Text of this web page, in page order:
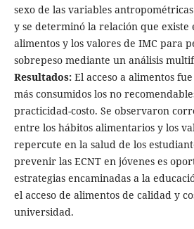
sexo de las variables
y se determinó la relación que existe
alimentos y los valores de IMC para
sobrepeso mediante un análisis
Resultados: El acceso a alimentos
más consumidos los no
practicidad-costo. Se observaron
entre los hábitos alimentarios y los
repercute en la salud de los
prevenir las ECNT en jóvenes es
estrategias encaminadas a la
el acceso de alimentos de calidad y
universidad.